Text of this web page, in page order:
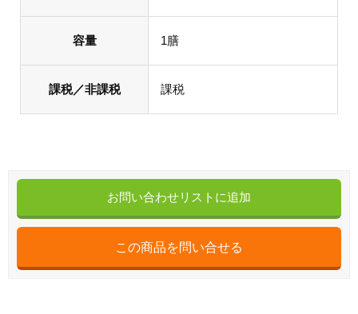
容量 1膳
課税／非課税 課税
お問い合わせリストに追加